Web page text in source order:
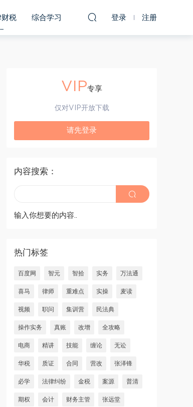
财税 综合学习 登录 注册
VIP专享
仅对VIP开放下载
请先登录
内容搜索：
输入你想要的内容..
热门标签
百度网 智元 智拾 实务 万法通
喜马 律师 重难点 实操 麦读
视频 职问 集训营 民法典
操作实务 真账 改增 全攻略
电商 精讲 技能 缠论 无讼
华税 质证 合同 营改 张泽锋
必学 法律纠纷 金税 案源 普清
期权 会计 财务主管 张远堂